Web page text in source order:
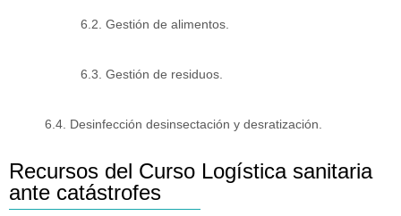
6.2. Gestión de alimentos.
6.3. Gestión de residuos.
6.4. Desinfección desinsectación y desratización.
Recursos del Curso Logística sanitaria
ante catástrofes